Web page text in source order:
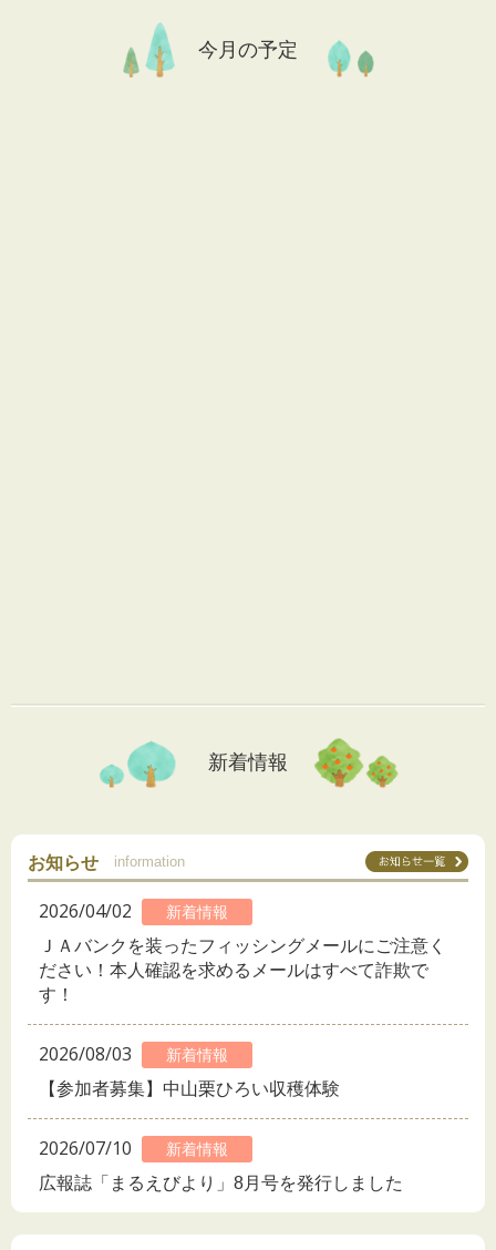
今月の予定
新着情報
お知らせ information
2026/04/02 新着情報
ＪＡバンクを装ったフィッシングメールにご注意く
ださい！本人確認を求めるメールはすべて詐欺で
す！
2026/08/03 新着情報
【参加者募集】中山栗ひろい収穫体験
2026/07/10 新着情報
広報誌「まるえびより」8月号を発行しました